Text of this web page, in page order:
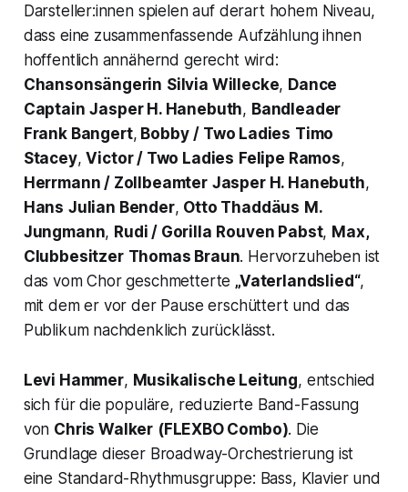
Darsteller:innen spielen auf derart hohem Niveau,
dass eine zusammenfassende Aufzählung ihnen
hoffentlich annähernd gerecht wird:
Chansonsängerin Silvia Willecke, Dance
Captain Jasper H. Hanebuth, Bandleader
Frank Bangert, Bobby / Two Ladies Timo
Stacey,Victor / Two Ladies Felipe Ramos,
Herrmann / Zollbeamter Jasper H. Hanebuth,
Hans Julian Bender, Otto Thaddäus M.
Jungmann, Rudi / Gorilla Rouven Pabst, Max,
Clubbesitzer Thomas Braun. Hervorzuheben ist
das vom Chor geschmetterte „Vaterlandslied“,
mit dem er vor der Pause erschüttert und das
Publikum nachdenklich zurücklässt.
Levi Hammer, Musikalische Leitung, entschied
sich für die populäre, reduzierte Band-Fassung
von Chris Walker (FLEXBO Combo). Die
Grundlage dieser Broadway-Orchestrierung ist
eine Standard-Rhythmusgruppe: Bass, Klavier und